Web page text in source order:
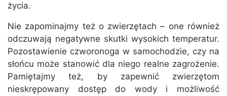
życia.
Nie zapominajmy też o zwierzętach – one również
odczuwają negatywne skutki wysokich temperatur.
Pozostawienie czworonoga w samochodzie, czy na
słońcu może stanowić dla niego realne zagrożenie.
Pamiętajmy też, by zapewnić zwierzętom
nieskrępowany dostęp do wody i możliwość